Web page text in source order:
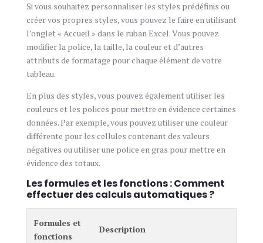
Si vous souhaitez personnaliser les styles prédéfinis ou
créer vos propres styles, vous pouvez le faire en utilisant
l’onglet « Accueil » dans le ruban Excel. Vous pouvez
modifier la police, la taille, la couleur et d’autres
attributs de formatage pour chaque élément de votre
tableau.
En plus des styles, vous pouvez également utiliser les
couleurs et les polices pour mettre en évidence certaines
données. Par exemple, vous pouvez utiliser une couleur
différente pour les cellules contenant des valeurs
négatives ou utiliser une police en gras pour mettre en
évidence des totaux.
Les formules et les fonctions : Comment
effectuer des calculs automatiques ?
Formules et
fonctions
Description